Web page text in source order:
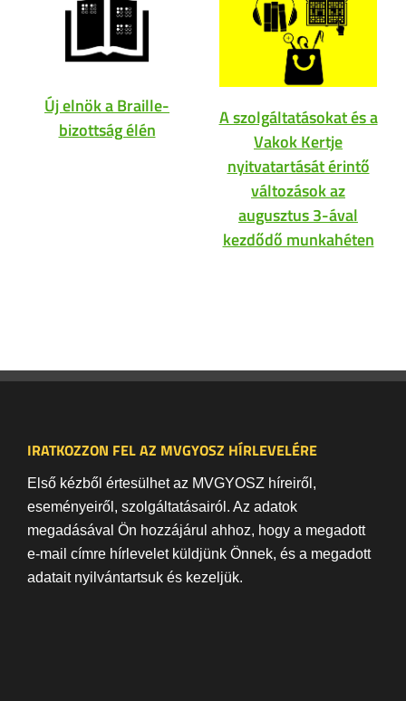
Új elnök a Braille-
bizottság élén
A szolgáltatásokat és a
Vakok Kertje
nyitvatartását érintő
változások az
augusztus 3-ával
kezdődő munkahéten
IRATKOZZON FEL AZ MVGYOSZ HÍRLEVELÉRE
Első kézből értesülhet az MVGYOSZ híreiről,
eseményeiről, szolgáltatásairól. Az adatok
megadásával Ön hozzájárul ahhoz, hogy a megadott
e-mail címre hírlevelet küldjünk Önnek, és a megadott
adatait nyilvántartsuk és kezeljük.